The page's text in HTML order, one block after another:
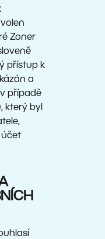
Zoner
přístup k
a
případě
který byl
účet